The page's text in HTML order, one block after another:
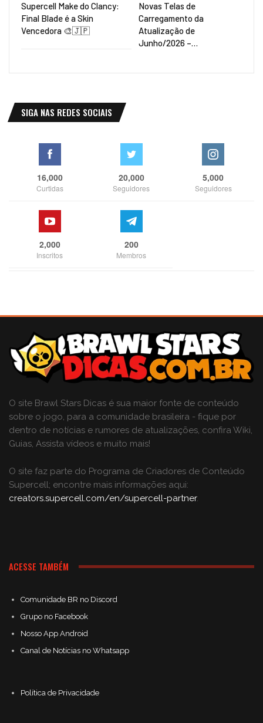
Supercell Make do Clancy:
Final Blade é a Skin
Vencedora 🎨🇯🇵
Novas Telas de
Carregamento da
Atualização de
Junho/2026 –…
SIGA NAS REDES SOCIAIS
16,000
Curtidas
20,000
Seguidores
5,000
Seguidores
2,000
Inscritos
200
Membros
O site Brawl Stars Dicas é sua maior fonte de conteúdo
sobre o jogo, para a comunidade brasileira - fique por
dentro de notícias e rumores de atualizações, confira Wiki,
Guias, Assista vídeos e muito mais!
O site faz parte do Programa de Criadores de Conteúdo
Supercell; encontre mais informações aqui:
creators.supercell.com/en/supercell-partner.
ACESSE TAMBÉM
Comunidade BR no Discord
Grupo no Facebook
Nosso App Android
Canal de Notícias no Whatsapp
Política de Privacidade